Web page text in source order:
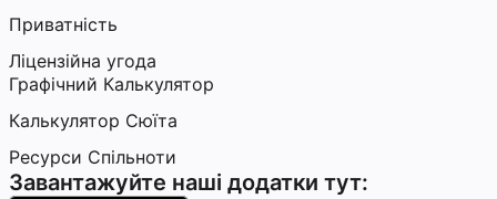
Приватність
Ліцензійна угода
Графічний Калькулятор
Калькулятор Сюїта
Ресурси Спільноти
Завантажуйте наші додатки тут: